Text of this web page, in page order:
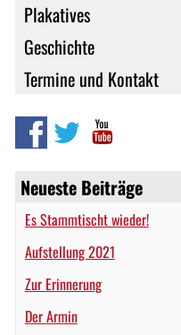
Plakatives
Geschichte
Termine und Kontakt
Neueste Beiträge
Es Stammtischt wieder!
Aufstellung 2021
Zur Erinnerung
Der Armin